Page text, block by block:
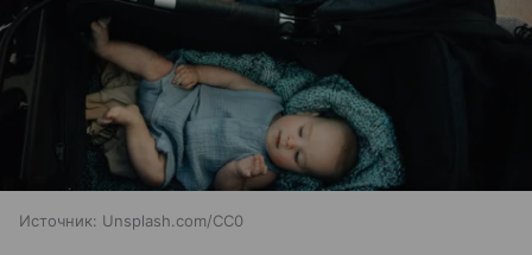
Источник: Unsplash.com/CC0